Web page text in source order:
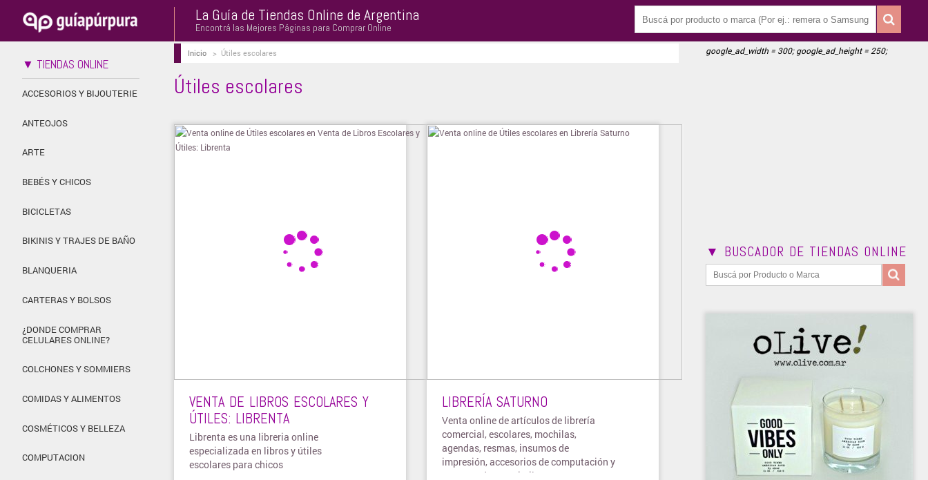
La Guía de Tiendas Online de Argentina
Encontrá las Mejores Páginas para Comprar Online
▼ TIENDAS ONLINE
ACCESORIOS Y BIJOUTERIE
ANTEOJOS
ARTE
BEBÉS Y CHICOS
BICICLETAS
BIKINIS Y TRAJES DE BAÑO
BLANQUERIA
CARTERAS Y BOLSOS
¿DONDE COMPRAR
CELULARES ONLINE?
COLCHONES Y SOMMIERS
COMIDAS Y ALIMENTOS
COSMÉTICOS Y BELLEZA
COMPUTACION
Inicio> Útiles escolares
Útiles escolares
VENTA DE LIBROS ESCOLARES Y
ÚTILES: LIBRENTA
Librenta es una libreria online
especializada en libros y útiles
escolares para chicos
LIBRERÍA SATURNO
Venta online de artículos de librería
comercial, escolares, mochilas,
agendas, resmas, insumos de
impresión, accesorios de computación y
otros productos similares.
google_ad_width = 300; google_ad_height = 250;
▼ BUSCADOR DE TIENDAS ONLINE